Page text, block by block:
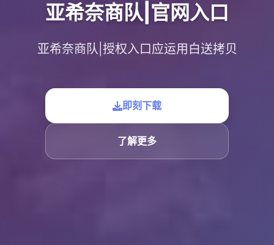
亚希奈商队|官网入口
亚希奈商队|授权入口应运用白送拷贝
即刻下载
了解更多